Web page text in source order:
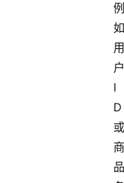
例
如
用
户
I
D
或
商
品